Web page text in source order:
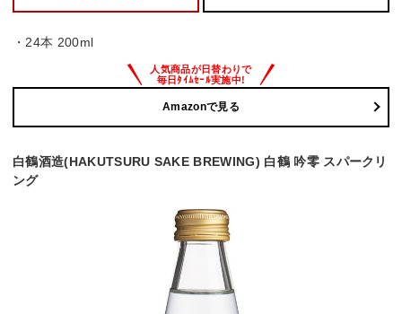
・24本 200ml
Amazonで見る
白鶴酒造(HAKUTSURU SAKE BREWING) 白鶴 吟零 スパークリ
ング